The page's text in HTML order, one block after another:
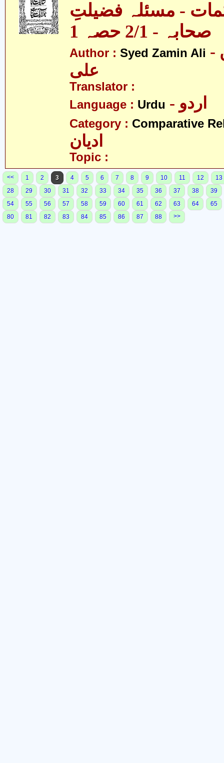
- مسئلہ فضیلتِ
صحابہ - 2/1 حصہ 1
Author : Syed Zamin Ali - سید ضامن
علی
Translator :
Language : Urdu - اردو
Category : Comparative
ادیان
Topic :
<< 1 2 3 4 5 6 7 8 9 10 11 12
13
28
29 30 31 32 33 34 35 36 37 38
39
54
55 56 57 58 59 60 61 62 63 64
65
80
81 82 83 84 85 86 87 88 >>